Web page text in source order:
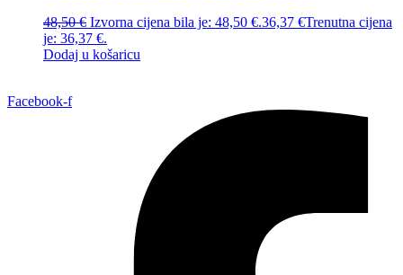
48,50€ Izvorna cijena bila je: 48,50 €.36,37 €Trenutna cijena
je: 36,37 €.
Dodaj u košaricu
Facebook-f